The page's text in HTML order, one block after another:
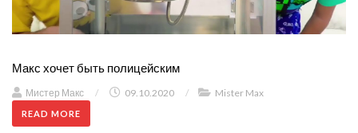
Макс хочет быть полицейским
Мистер Макс / 09.10.2020 / Mister Max
READ MORE